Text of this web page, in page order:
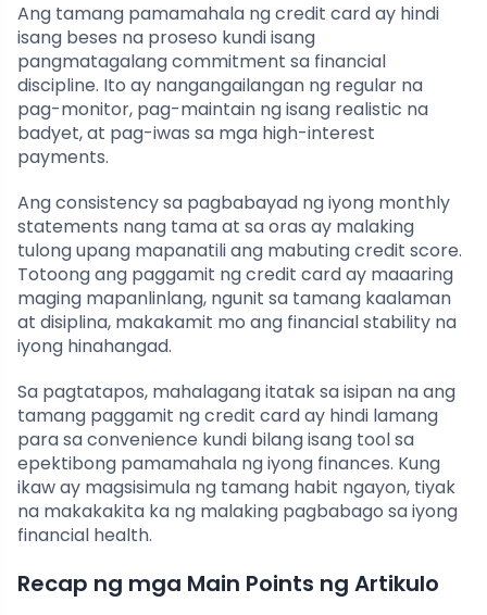
Ang tamang pamamahala ng credit card ay hindi
isang beses na proseso kundi isang
pangmatagalang commitment sa financial
discipline. Ito ay nangangailangan ng regular na
pag-monitor, pag-maintain ng isang realistic na
badyet, at pag-iwas sa mga high-interest
payments.
Ang consistency sa pagbabayad ng iyong monthly
statements nang tama at sa oras ay malaking
tulong upang mapanatili ang mabuting credit score.
Totoong ang paggamit ng credit card ay maaaring
maging mapanlinlang, ngunit sa tamang kaalaman
at disiplina, makakamit mo ang financial stability na
iyong hinahangad.
Sa pagtatapos, mahalagang itatak sa isipan na ang
tamang paggamit ng credit card ay hindi lamang
para sa convenience kundi bilang isang tool sa
epektibong pamamahala ng iyong finances. Kung
ikaw ay magsisimula ng tamang habit ngayon, tiyak
na makakakita ka ng malaking pagbabago sa iyong
financial health.
Recap ng mga Main Points ng Artikulo